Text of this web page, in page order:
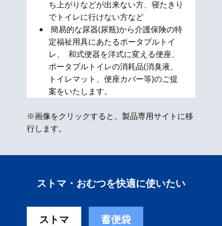
ち上がりなどが出来ない方、寝たきり
でトイレに行けない方など
簡易的な尿器(尿瓶)から介護保険の特
定福祉用具にあたるポータブルトイ
レ、 和式便器を洋式に変える便座、​
ポータブルトイレの消耗品(消臭液、
トイレマット、便座カバー等)のご提
案をいたします。
※画像をクリックすると、製品専用サイトに移
行します。
ストマ・おむつを快適に使いたい
ストマ 蓄便袋